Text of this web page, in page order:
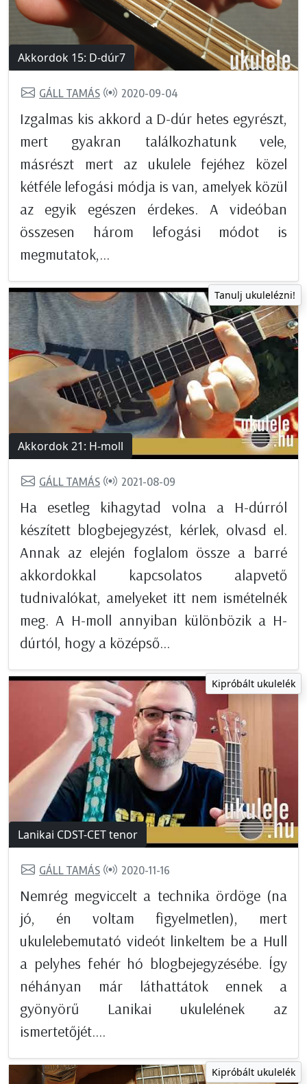
Akkordok 15: D-dúr7
GÁLL TAMÁS 2020-09-04
Izgalmas kis akkord a D-dúr hetes egyrészt,
mert gyakran találkozhatunk vele,
másrészt mert az ukulele fejéhez közel
kétféle lefogási módja is van, amelyek közül
az egyik egészen érdekes. A videóban
összesen három lefogási módot is
megmutatok,...
Tanulj ukulelézni!
Akkordok 21: H-moll
GÁLL TAMÁS 2021-08-09
Ha esetleg kihagytad volna a H-dúrról
készített blogbejegyzést, kérlek, olvasd el.
Annak az elején foglalom össze a barré
akkordokkal kapcsolatos alapvető
tudnivalókat, amelyeket itt nem ismételnék
meg. A H-moll annyiban különbözik a H-
dúrtól, hogy a középső...
Kipróbált ukulelék
Lanikai CDST-CET tenor
GÁLL TAMÁS 2020-11-16
Nemrég megviccelt a technika ördöge (na
jó, én voltam figyelmetlen), mert
ukulelebemutató videót linkeltem be a Hull
a pelyhes fehér hó blogbejegyzésébe. Így
néhányan már láthattátok ennek a
gyönyörű Lanikai ukulelének az
ismertetőjét....
Kipróbált ukulelék